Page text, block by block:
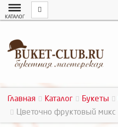
КАТАЛОГ
Главная Каталог Букеты
Цветочно фруктовый микс